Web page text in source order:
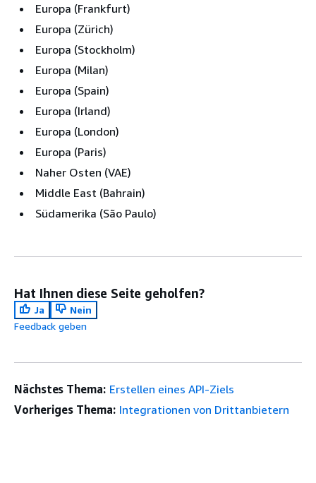
Europa (Frankfurt)
Europa (Zürich)
Europa (Stockholm)
Europa (Milan)
Europa (Spain)
Europa (Irland)
Europa (London)
Europa (Paris)
Naher Osten (VAE)
Middle East (Bahrain)
Südamerika (São Paulo)
Hat Ihnen diese Seite geholfen?
Ja
Nein
Feedback geben
Nächstes Thema: Erstellen eines API-Ziels
Vorheriges Thema: Integrationen von Drittanbietern